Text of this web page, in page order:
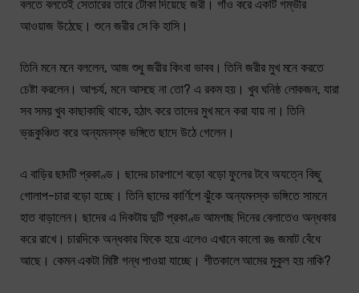
বলতে বলতেই সেতারের তারে টোকা দিয়েছে জরী। গাঁও করে একটি গম্ভীর
আওয়াজ উঠেছে। শুনে জরীর সে কি হাসি।
তিনি মনে মনে বললেন, আজ শুধু জরীর কিংবা ভাবব। তিনি জরীর মুখ মনে করতে
চেষ্টা করলেন। আশ্চৰ্য, মনে আসছে না তো? এ রকম হয়। খুব ঘনিষ্ঠ লোকজন, যারা
সব সময় খুব কাছাকাছি থাকে, হঠাৎ করে তাদের মুখ মনে করা যায় না। তিনি
ভ্রূকুঞ্চিত করে অন্যমনস্ক ভঙ্গিতে ছাদে উঠে গেলেন।
এ বাড়ির ছাদটি প্রকাণ্ড। ছাদের চারপাশে বড়ো বড়ো ফুলের টবে অযত্নে কিছু
গোলাপ-চারা বড়ো হচ্ছে। তিনি ছাদের কাৰ্ণিশে ঝুঁকে অন্যমনস্ক ভঙ্গিতে সামনে
হাত বাড়ালেন। ছাদের এ দিকটায় দুটি প্রকাণ্ড আমগাছ দিনের বেলাতেও অন্ধকার
করে রাখে। চারদিকে অন্ধকার ফিকে হয়ে এলেও এখানে কালো রঙ জমাট বেঁধে
আছে। কেমন একটা মিষ্টি গন্ধ পাওয়া যাচ্ছে। শীতকালে আমের মুকুল হয় নাকি?